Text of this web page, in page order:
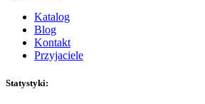
Katalog
Blog
Kontakt
Przyjaciele
Statystyki: